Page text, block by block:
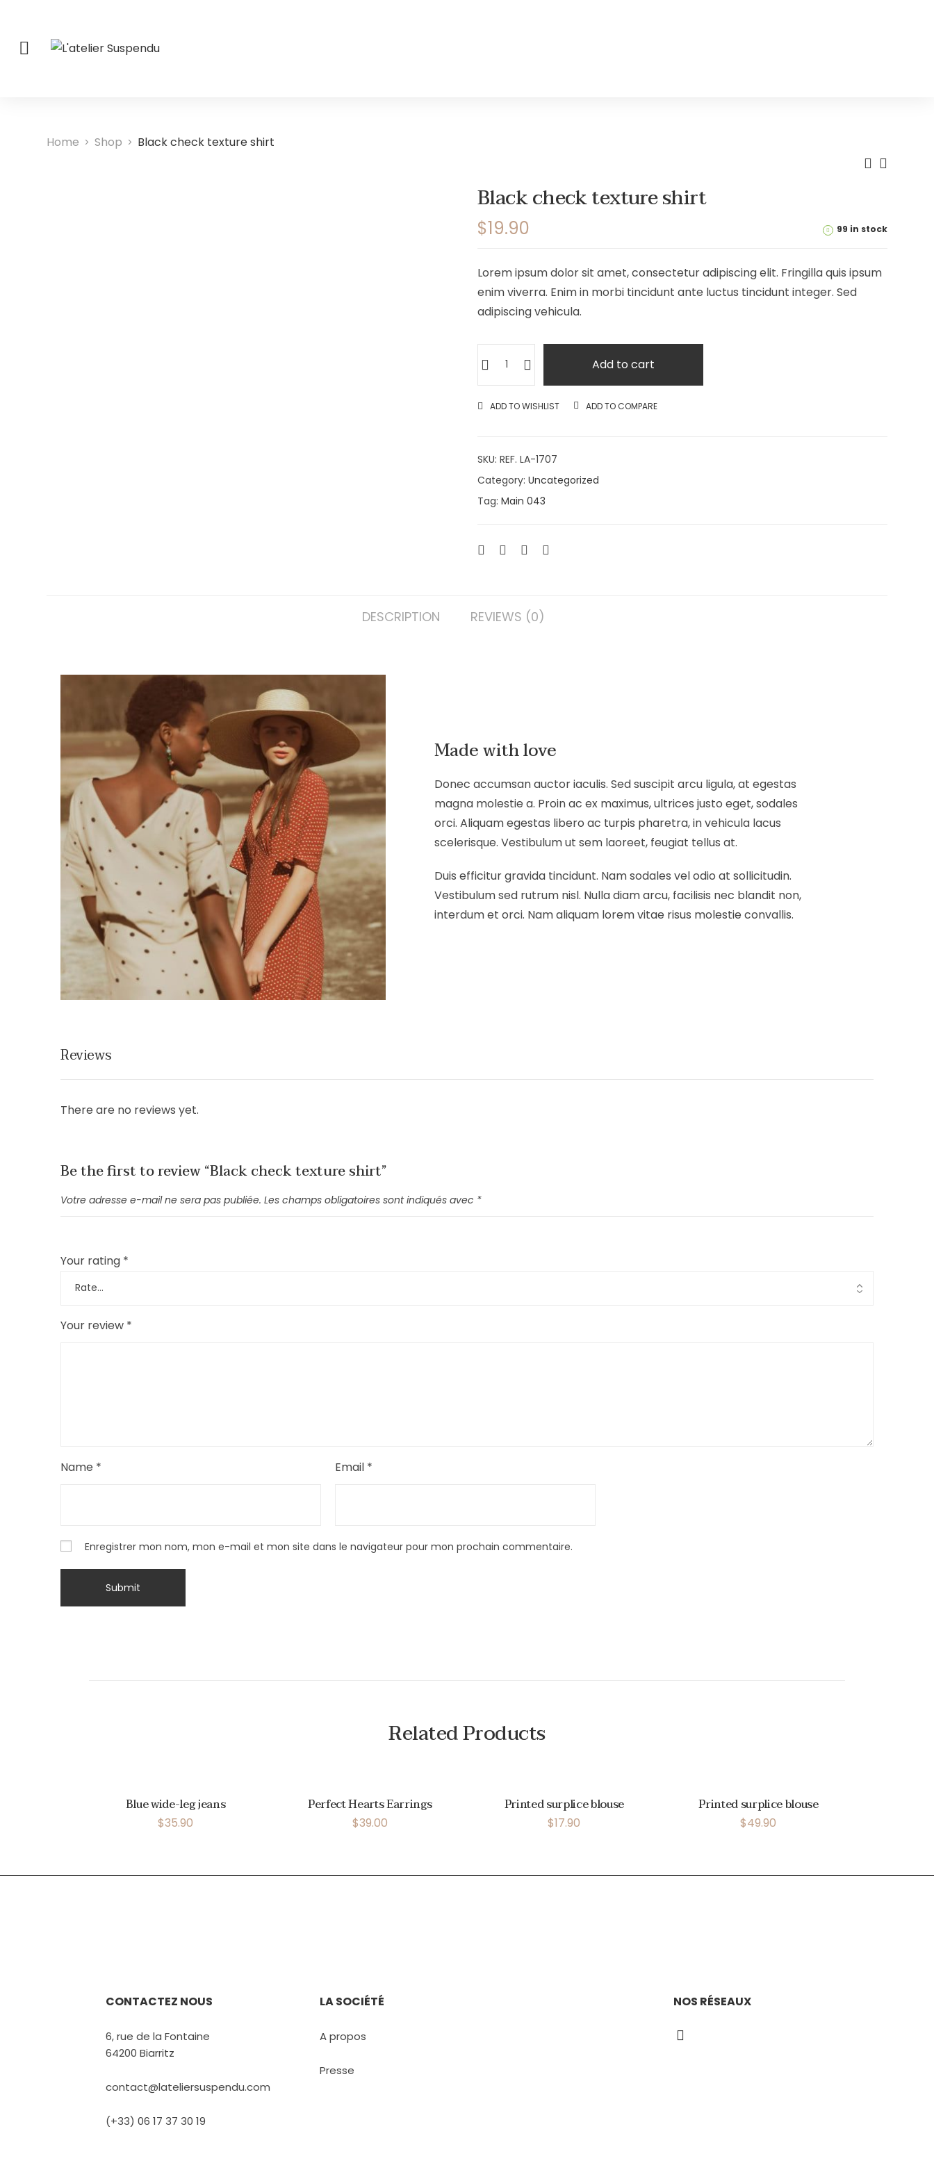
Home > Shop > Black check texture shirt
Black check texture shirt
99 in stock
$19.90
Lorem ipsum dolor sit amet, consectetur adipiscing elit. Fringilla quis ipsum
enim viverra. Enim in morbi tincidunt ante luctus tincidunt integer. Sed
adipiscing vehicula.
Add to cart
ADD TO WISHLIST ADD TO COMPARE
SKU: REF. LA-1707
Category: Uncategorized
Tag: Main 043
DESCRIPTION REVIEWS (0)
Made with love
Donec accumsan auctor iaculis. Sed suscipit arcu ligula, at egestas
magna molestie a. Proin ac ex maximus, ultrices justo eget, sodales
orci. Aliquam egestas libero ac turpis pharetra, in vehicula lacus
scelerisque. Vestibulum ut sem laoreet, feugiat tellus at.
Duis efficitur gravida tincidunt. Nam sodales vel odio at sollicitudin.
Vestibulum sed rutrum nisl. Nulla diam arcu, facilisis nec blandit non,
interdum et orci. Nam aliquam lorem vitae risus molestie convallis.
Reviews
There are no reviews yet.
Be the first to review “Black check texture shirt”
Votre adresse e-mail ne sera pas publiée. Les champs obligatoires sont indiqués avec *
Your rating *
Your review *
Name * Email *
Enregistrer mon nom, mon e-mail et mon site dans le navigateur pour mon prochain commentaire.
Related Products
Blue wide-leg jeans
$35.90
Perfect Hearts Earrings
$39.00
Printed surplice blouse
$17.90
Printed surplice blouse
$49.90
CONTACTEZ NOUS
6, rue de la Fontaine
64200 Biarritz
contact@lateliersuspendu.com
(+33) 06 17 37 30 19
LA SOCIÉTÉ
A propos
Presse
NOS RÉSEAUX